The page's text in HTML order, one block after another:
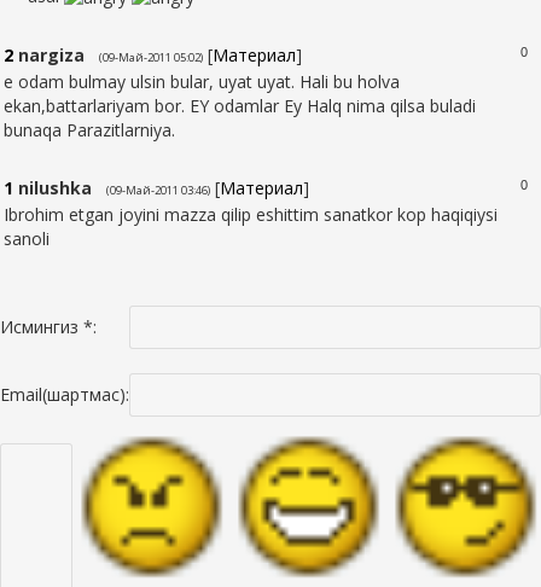
0
2 nargiza (09-Май-2011 05:02) [Материал]
e odam bulmay ulsin bular, uyat uyat. Hali bu holva
ekan,battarlariyam bor. EY odamlar Ey Halq nima qilsa buladi
bunaqa Parazitlarniya.
0
1 nilushka (09-Май-2011 03:46) [Материал]
Ibrohim etgan joyini mazza qilip eshittim sanatkor kop haqiqiysi
sanoli
Исмингиз *:
Email(шартмас):